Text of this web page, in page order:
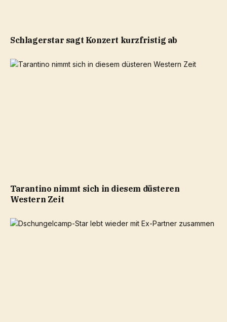
Schlagerstar sagt Konzert kurzfristig ab
Tarantino nimmt sich in diesem düsteren
Western Zeit